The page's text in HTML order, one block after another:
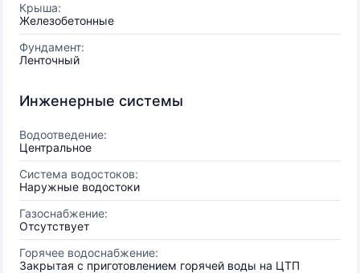
Крыша:
Железобетонные
Фундамент:
Ленточный
Инженерные системы
Водоотведение:
Центральное
Система водостоков:
Наружные водостоки
Газоснабжение:
Отсутствует
Горячее водоснабжение:
Закрытая с приготовлением горячей воды на ЦТП